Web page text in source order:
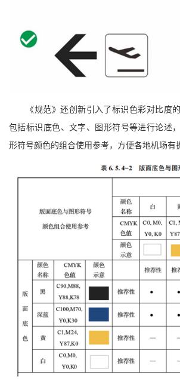
《规范》还创新引入了标识色彩对比度的
包括标识底色、文字、图形符号等进行论述
形符号颜色的组合使用参考，方便各地机场有